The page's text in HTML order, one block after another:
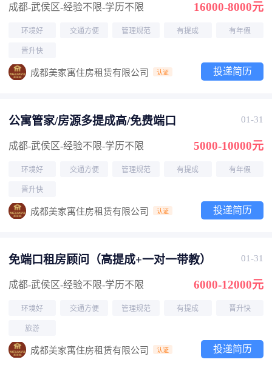
成都-武侯区-经验不限-学历不限 16000-8000元
环境好 交通方便 管理规范 有提成 有年假
晋升快
成都美家寓住房租赁有限公司 认证 投递简历
公寓管家/房源多提成高/免费端口 01-31
成都-武侯区-经验不限-学历不限 5000-10000元
环境好 交通方便 管理规范 有提成 有年假
晋升快
成都美家寓住房租赁有限公司 认证 投递简历
免端口租房顾问（高提成+一对一带教） 01-31
成都-武侯区-经验不限-学历不限 6000-12000元
环境好 交通方便 管理规范 有提成 晋升快
旅游
成都美家寓住房租赁有限公司 认证 投递简历